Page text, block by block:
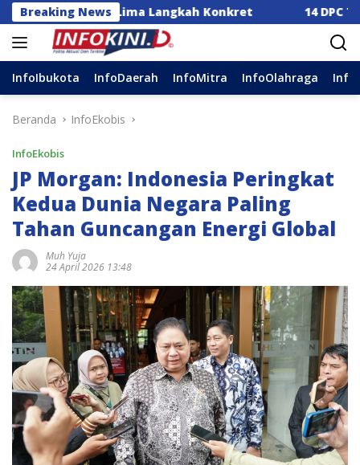
Langsung
ke
konten
Breaking News
Lima Langkah Konkret 14 DPC Terima SK
InfoIbukota InfoDaerah InfoMitra InfoOlahraga
Beranda InfoEkobis
InfoEkobis
JP Morgan: Indonesia Peringkat
Kedua Dunia Negara Paling
Tahan Guncangan Energi Global
Muh Yuja
24 April 2026 13:48